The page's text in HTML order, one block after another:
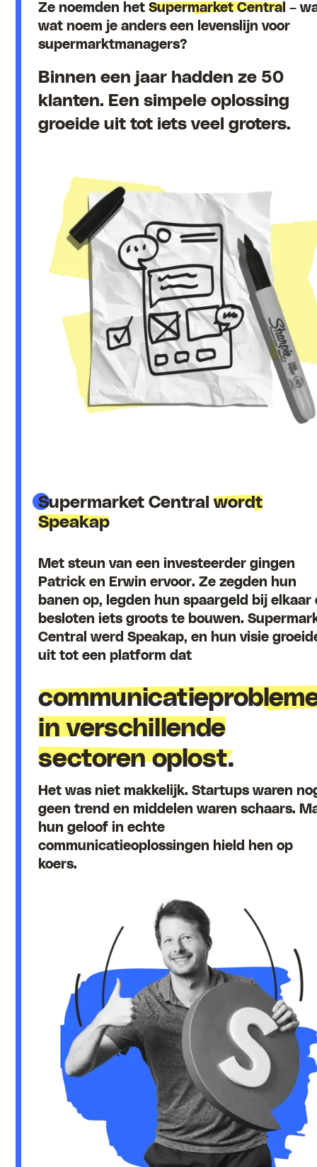
Ze noemden hetSupermarket Central –
wat noem je anders een levenslijn voor
supermarktmanagers?
Binnen een jaar hadden ze 50
klanten. Een simpele oplossing
groeide uit tot iets veel groters.
Supermarket Centralwordt
Speakap
Met steun van een investeerder gingen
Patrick en Erwin ervoor. Ze zegden hun
banen op, legden hun spaargeld bij elkaar
besloten iets groots te bouwen.
Central werd Speakap, en hun visie
uit tot een platform dat
in verschillende
sectoren oplost.
Het was niet makkelijk. Startups waren
geen trend en middelen waren schaars.
hun geloof in echte
communicatieoplossingen hield hen op
koers.